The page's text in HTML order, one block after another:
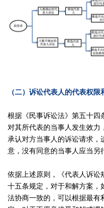
（二）诉讼代表人的代表权
根据《民事诉讼法》第五十四
对其所代表的当事人发生效力
承认对方当事人的诉讼请求，
意，没有同意的当事人应当另
依据上述原则，《代表人诉讼
十五条规定，对于和解方案，
法协商一致的，可以根据最有